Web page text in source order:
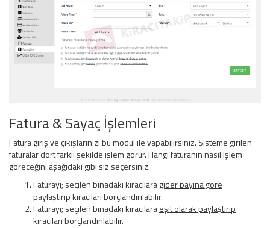
Fatura & Sayaç İşlemleri
Fatura giriş ve çıkışlarınızı bu modül ile yapabilirsiniz. Sisteme girilen
faturalar dört farklı şekilde işlem görür. Hangi faturanın nasıl işlem
göreceğini aşağıdaki gibi siz seçersiniz.
Faturayı; seçilen binadaki kiracılaragider payına göre
paylaştırıp kiracıları borçlandırılabilir.
Faturayı; seçilen binadaki kiracılaraeşit olarak paylaştırıp
kiracıları borçlandırılabilir.